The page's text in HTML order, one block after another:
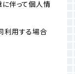
に伴って個人情
利用する場合